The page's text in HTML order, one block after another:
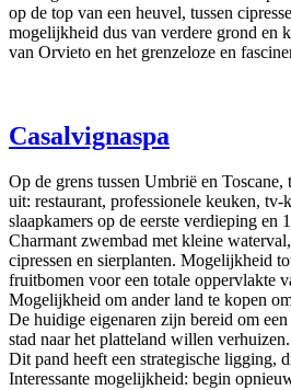
op de top van een heuvel, tussen
mogelijkheid dus van verdere grond en
van Orvieto en het grenzeloze en
Casalvignaspa
Op de grens tussen Umbrië en
uit: restaurant, professionele keuken, tv-
slaapkamers op de eerste verdieping en
Charmant zwembad met kleine
cipressen en sierplanten. Mogelijkheid
fruitbomen voor een totale oppervlakte
Mogelijkheid om ander land te kopen
De huidige eigenaren zijn bereid om
stad naar het platteland willen verhuizen.
Dit pand heeft een strategische ligging,
Interessante mogelijkheid: begin